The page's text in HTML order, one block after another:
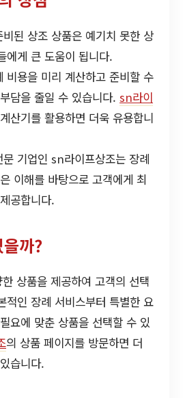
비된 상조 상품은 예기치 못한 상
에게 큰 도움이 됩니다.
비용을 미리 계산하고 준비할 수
담을 줄일 수 있습니다. sn라이
산기를 활용하면 더욱 유용합니
문 기업인 sn라이프상조는 장례
이해를 바탕으로 고객에게 최
공합니다.
까?
상품을 제공하여 고객의 선택
적인 장례 서비스부터 특별한 요
요에 맞춘 상품을 선택할 수 있
의 상품 페이지를 방문하면 더
습니다.